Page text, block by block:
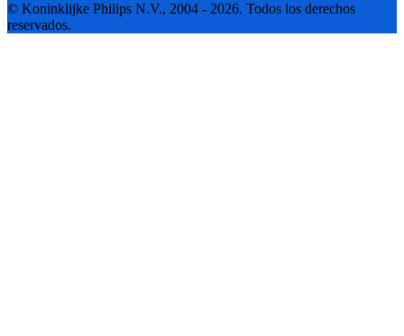
© Koninklijke Philips N.V., 2004 - 2026. Todos los derechos
reservados.